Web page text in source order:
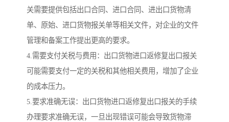
关需要提供包括出口合同、进口合同、进出口货物清
单、原始、进口货物报关单等相关文件，对企业的文件
管理和备案工作提出更高的要求。
4.需要支付关税与费用：出口货物进口返修复出口报关
可能需要支付一定的关税和其他相关费用，增加了企业
的成本压力。
5.要求准确无误：出口货物进口返修复出口报关的手续
办理要求准确无误，一旦出现错误可能会导致货物滞